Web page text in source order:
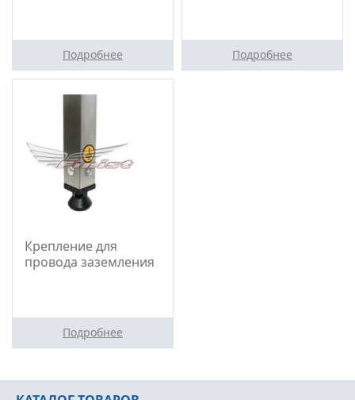
Подробнее Подробнее
Крепление для
провода заземления
Подробнее